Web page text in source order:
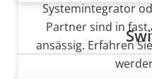
Systemintegrator
Partner sind in fast
ansässig. Erfahren